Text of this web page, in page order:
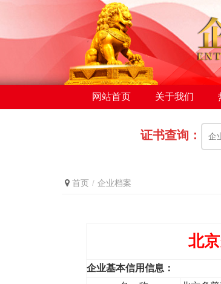
网站首页 关于我们
证书查询：
首页 企业档案
北
企业基本信用信息：